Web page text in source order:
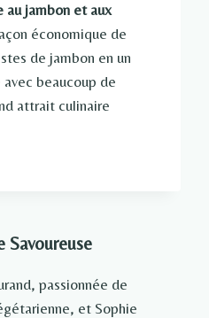
au jambon et aux
économique de
de jambon en un
beaucoup de
attrait culinaire
Savoureuse
passionnée de
et Sophie